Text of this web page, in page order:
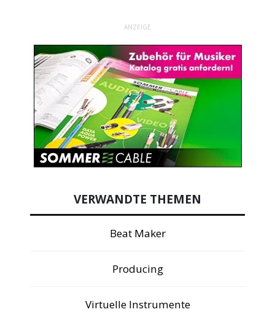
ANZEIGE
VERWANDTE THEMEN
Beat Maker
Producing
Virtuelle Instrumente